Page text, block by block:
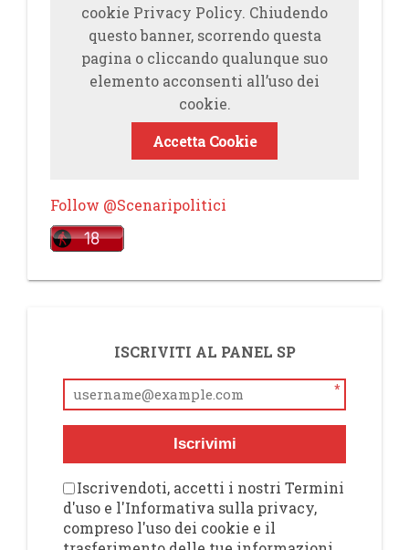
cookie Privacy Policy. Chiudendo
questo banner, scorrendo questa
pagina o cliccando qualunque suo
elemento acconsenti all’uso dei
cookie.
Accetta Cookie
Follow @Scenaripolitici
ISCRIVITI AL PANEL SP
*
Iscrivimi
Iscrivendoti, accetti i nostri Termini
d'uso e l'Informativa sulla privacy,
compreso l'uso dei cookie e il